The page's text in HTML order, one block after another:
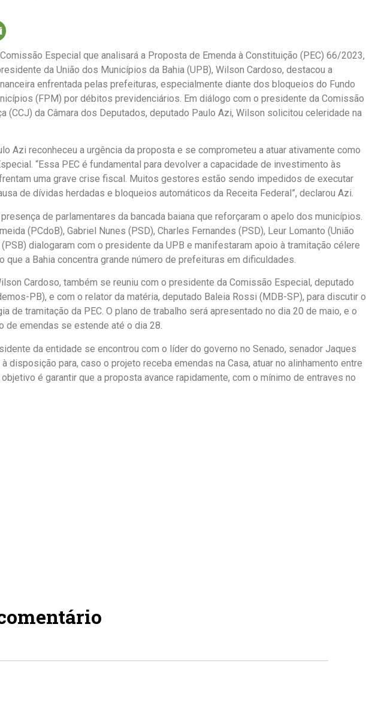
Especial que analisará a Proposta de Emenda à Constituição (PEC) 66/2023,
da União dos Municípios da Bahia (UPB), Wilson Cardoso, destacou a
enfrentada pelas prefeituras, especialmente diante dos bloqueios do Fundo
(FPM) por débitos previdenciários. Em diálogo com o presidente da Comissão
(CCJ) da Câmara dos Deputados, deputado Paulo Azi, Wilson solicitou celeridade na
Azi reconheceu a urgência da proposta e se comprometeu a atuar ativamente como
“Essa PEC é fundamental para devolver a capacidade de investimento às
uma grave crise fiscal. Muitos gestores estão sendo impedidos de executar
de dívidas herdadas e bloqueios automáticos da Receita Federal”, declarou Azi.
de parlamentares da bancada baiana que reforçaram o apelo dos municípios.
(PCdoB), Gabriel Nunes (PSD), Charles Fernandes (PSD), Leur Lomanto (União
dialogaram com o presidente da UPB e manifestaram apoio à tramitação célere
que a Bahia concentra grande número de prefeituras em dificuldades.
Cardoso, também se reuniu com o presidente da Comissão Especial, deputado
PB), e com o relator da matéria, deputado Baleia Rossi (MDB-SP), para discutir o
de tramitação da PEC. O plano de trabalho será apresentado no dia 20 de maio, e o
de emendas se estende até o dia 28.
da entidade se encontrou com o líder do governo no Senado, senador Jaques
disposição para, caso o projeto receba emendas na Casa, atuar no alinhamento entre
objetivo é garantir que a proposta avance rapidamente, com o mínimo de entraves no